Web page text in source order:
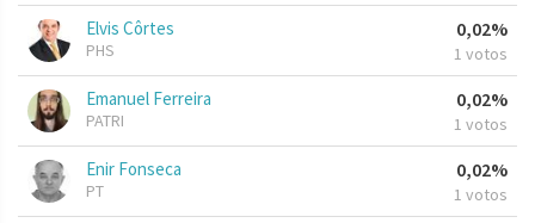
Elvis Côrtes
PHS
0,02%
1 votos
Emanuel Ferreira
PATRI
0,02%
1 votos
Enir Fonseca
PT
0,02%
1 votos